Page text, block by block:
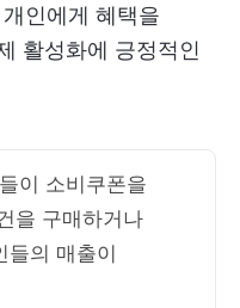
인에게 혜택을
활성화에 긍정적인
이 소비쿠폰을
을 구매하거나
들의 매출이